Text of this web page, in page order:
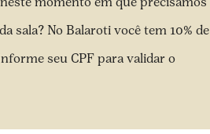
sala? No Balaroti você tem 10% de
seu CPF para validar o